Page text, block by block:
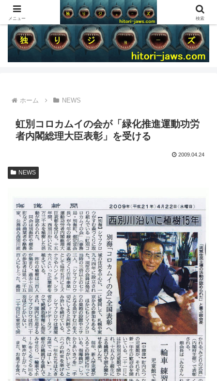
ホーム NEWS
虹別コロカムイの会が「緑化推進運動功労
者内閣総理大臣表彰」を受ける
2009.04.24
NEWS
メニュー 検索